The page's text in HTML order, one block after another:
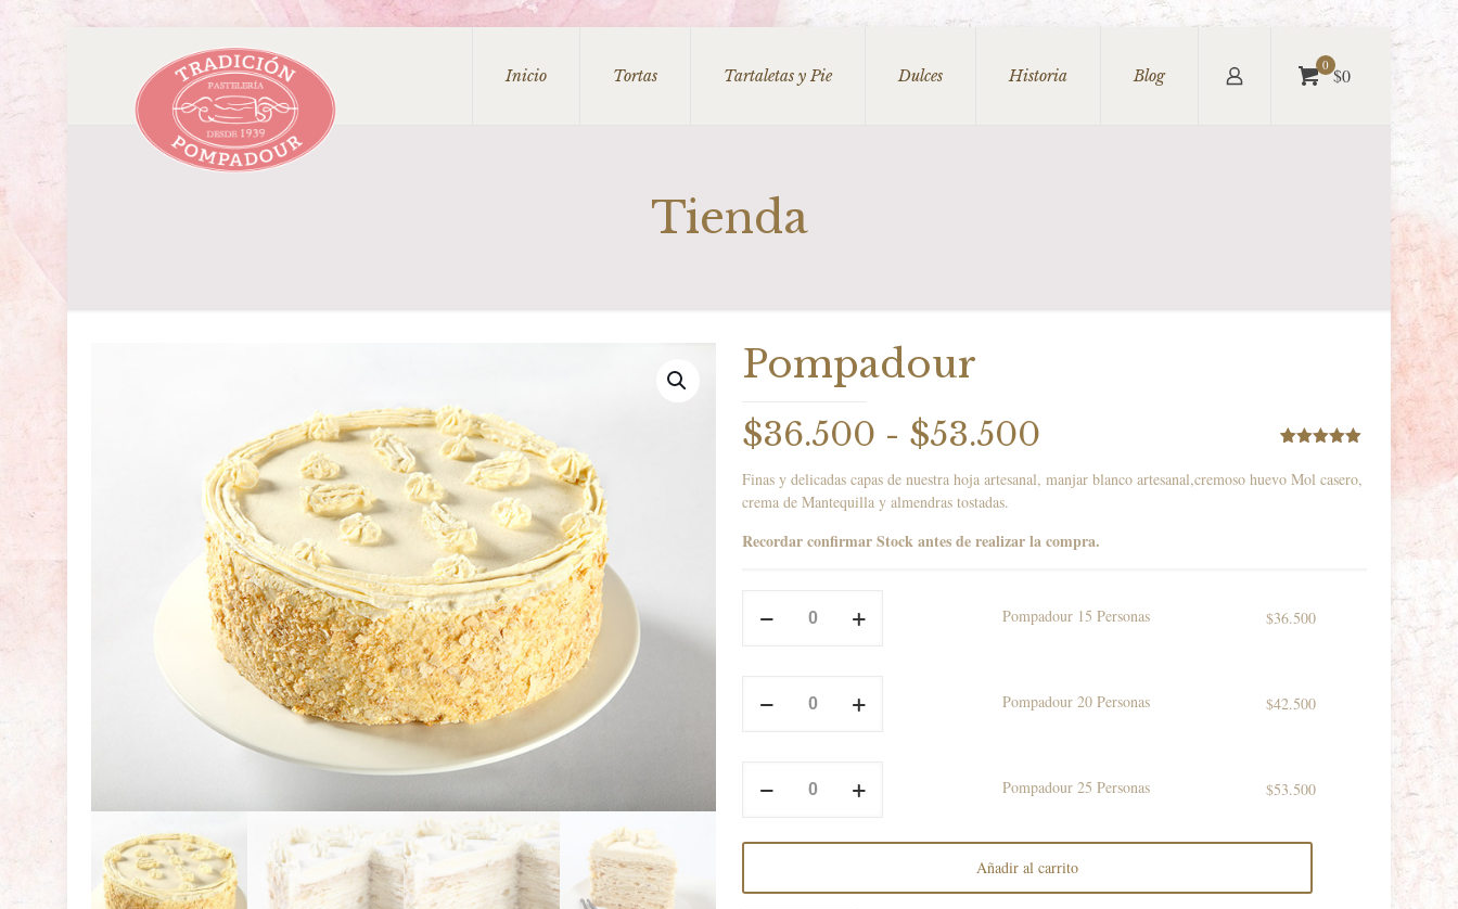
Inicio Tortas Tartaletas y Pie Dulces Historia Blog
0 $0
Tienda
Pompadour
con 5.00
5 en base
$36.500 - $53.500
de
precios:
desde
$36.500
$53.500
Finas y delicadas capas de nuestra hoja artesanal, manjar blanco artesanal,cremoso huevo Mol casero,
crema de Mantequilla y almendras tostadas.
Recordar confirmar Stock antes de realizar la compra.
Pompadour 15 Personas $36.500
Pompadour 20 Personas $42.500
cantidad
Pompadour 25 Personas $53.500
Añadir al carrito